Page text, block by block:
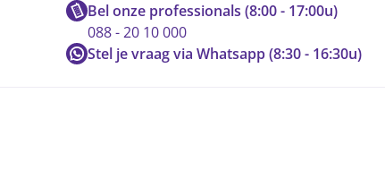
Bel onze professionals (8:00 - 17:00u)
088 - 20 10 000
Stel je vraag via Whatsapp (8:30 - 16:30u)